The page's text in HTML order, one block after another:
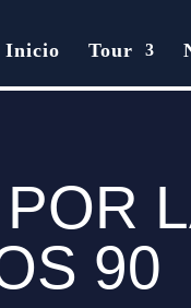
Inicio Tour
90